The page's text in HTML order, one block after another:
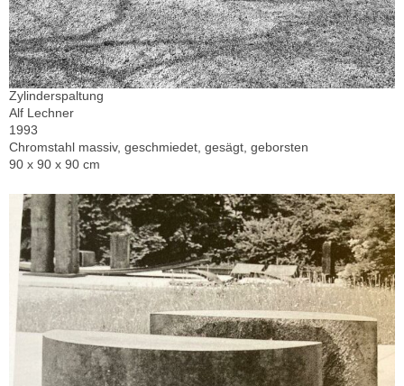
Zylinderspaltung
Alf Lechner
1993
Chromstahl massiv, geschmiedet, gesägt, geborsten
90 x 90 x 90 cm